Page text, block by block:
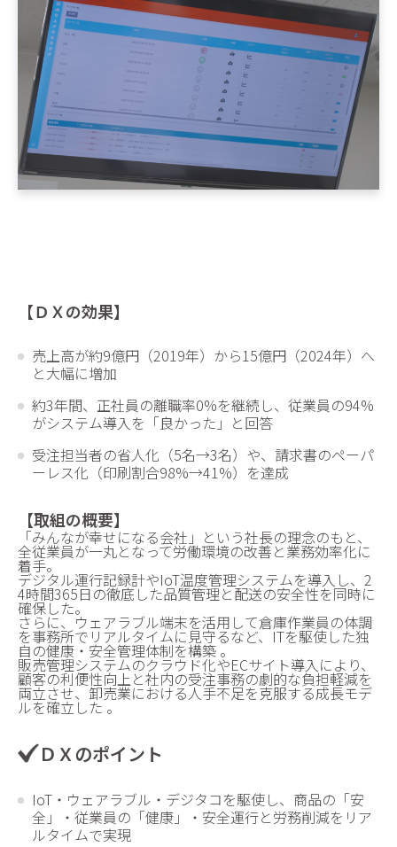
【ＤＸの効果】
売上高が約9億円（2019年）から15億円（2024年）へ
と大幅に増加
約3年間、正社員の離職率0%を継続し、従業員の94%
がシステム導入を「良かった」と回答
受注担当者の省人化（5名→3名）や、請求書のペーパ
ーレス化（印刷割合98%→41%）を達成
【取組の概要】
「みんなが幸せになる会社」という社長の理念のもと、
全従業員が一丸となって労働環境の改善と業務効率化に
着手。
デジタル運行記録計やIoT温度管理システムを導入し、2
4時間365日の徹底した品質管理と配送の安全性を同時に
確保した。
さらに、ウェアラブル端末を活用して倉庫作業員の体調
を事務所でリアルタイムに見守るなど、ITを駆使した独
自の健康・安全管理体制を構築 。
販売管理システムのクラウド化やECサイト導入により、
顧客の利便性向上と社内の受注事務の劇的な負担軽減を
両立させ、卸売業における人手不足を克服する成長モデ
ルを確立した 。
ＤＸのポイント
IoT・ウェアラブル・デジタコを駆使し、商品の「安
全」・従業員の「健康」・安全運行と労務削減をリア
ルタイムで実現